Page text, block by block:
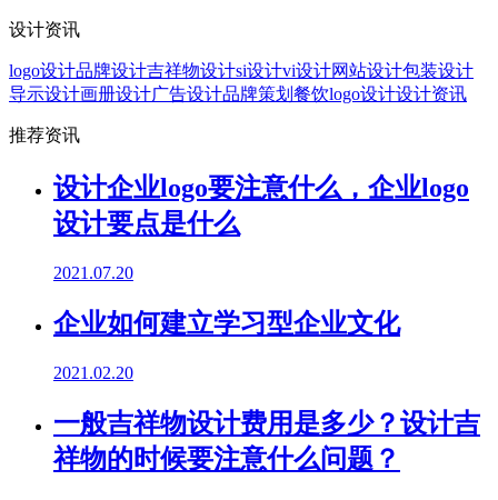
设计资讯
logo设计品牌设计吉祥物设计si设计vi设计网站设计包装设计
导示设计画册设计广告设计品牌策划 餐饮logo设计设计资讯
推荐资讯
设计企业logo要注意什么，企业logo
设计要点是什么
2021.07.20
企业如何建立学习型企业文化
2021.02.20
一般吉祥物设计费用是多少？设计吉
祥物的时候要注意什么问题？